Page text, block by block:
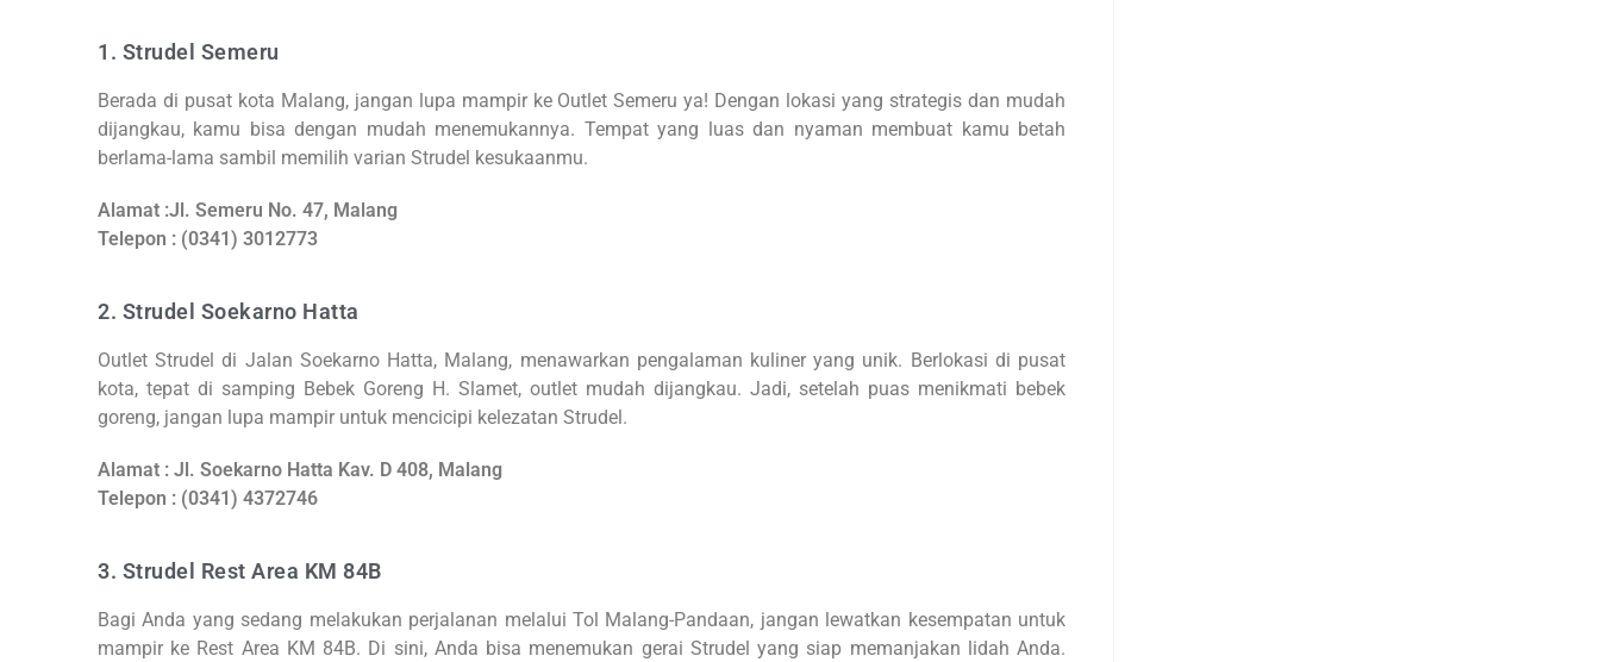
1. Strudel Semeru
Berada di pusat kota Malang, jangan lupa mampir ke Outlet Semeru ya! Dengan lokasi yang strategis dan mudah
dijangkau, kamu bisa dengan mudah menemukannya. Tempat yang luas dan nyaman membuat kamu betah
berlama-lama sambil memilih varian Strudel kesukaanmu.
Alamat :Jl. Semeru No. 47, Malang
Telepon : (0341) 3012773
2. Strudel Soekarno Hatta
Outlet Strudel di Jalan Soekarno Hatta, Malang, menawarkan pengalaman kuliner yang unik. Berlokasi di pusat
kota, tepat di samping Bebek Goreng H. Slamet, outlet mudah dijangkau. Jadi, setelah puas menikmati bebek
goreng, jangan lupa mampir untuk mencicipi kelezatan Strudel.
Alamat : Jl. Soekarno Hatta Kav. D 408, Malang
Telepon : (0341) 4372746
3. Strudel Rest Area KM 84B
Bagi Anda yang sedang melakukan perjalanan melalui Tol Malang-Pandaan, jangan lewatkan kesempatan untuk
mampir ke Rest Area KM 84B. Di sini, Anda bisa menemukan gerai Strudel yang siap memanjakan lidah Anda.